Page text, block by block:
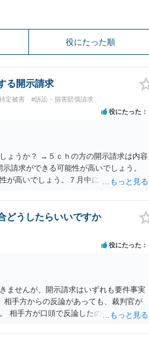
役にたった順
る開示請求
定被害 #訴訟・損害賠償請求
役にたった
ょうか？ →５ｃｈの方の開示請求は内容
請求ができる可能性が高いでしょう。
が高いでしょう。７月中にアカウントが
訴訟外の交渉で相手方が認めれば負担さ
弁護士費用が認められる場合と認められ
どうしたらいいですか
役にたった
ませんが、開示請求はいずれも要件事実
手方からの反論があっても、裁判官が
相手方が口頭で反論したのは、仮処分は
示請求は法律知識が不可欠ですが、それ